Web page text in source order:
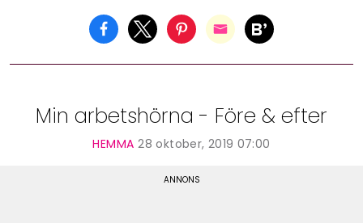
Min arbetshörna - Före & efter
HEMMA 28 oktober, 2019 07:00